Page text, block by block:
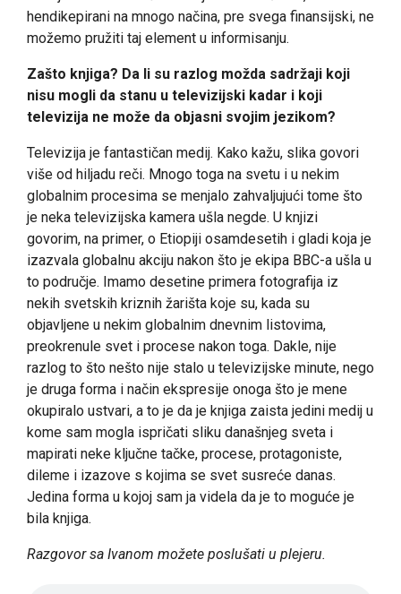
hendikepirani na mnogo načina, pre svega finansijski, ne
možemo pružiti taj element u informisanju.
Zašto knjiga? Da li su razlog možda sadržaji koji
nisu mogli da stanu u televizijski kadar i koji
televizija ne može da objasni svojim jezikom?
Televizija je fantastičan medij. Kako kažu, slika govori
više od hiljadu reči. Mnogo toga na svetu i u nekim
globalnim procesima se menjalo zahvaljujući tome što
je neka televizijska kamera ušla negde. U knjizi
govorim, na primer, o Etiopiji osamdesetih i gladi koja je
izazvala globalnu akciju nakon što je ekipa BBC-a ušla u
to područje. Imamo desetine primera fotografija iz
nekih svetskih kriznih žarišta koje su, kada su
objavljene u nekim globalnim dnevnim listovima,
preokrenule svet i procese nakon toga. Dakle, nije
razlog to što nešto nije stalo u televizijske minute, nego
je druga forma i način ekspresije onoga što je mene
okupiralo ustvari, a to je da je knjiga zaista jedini medij u
kome sam mogla ispričati sliku današnjeg sveta i
mapirati neke ključne tačke, procese, protagoniste,
dileme i izazove s kojima se svet susreće danas.
Jedina forma u kojoj sam ja videla da je to moguće je
bila knjiga.
Razgovor sa Ivanom možete poslušati u plejeru.